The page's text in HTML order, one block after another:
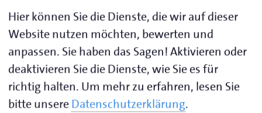
E-Mailajuerss1@hwk-luebeck.de
Visitenkarte speichern (.vcf)
Hier können Sie die Dienste, die wir auf dieser
Website nutzen möchten, bewerten und
anpassen. Sie haben das Sagen! Aktivieren oder
deaktivieren Sie die Dienste, wie Sie es für
richtig halten. Um mehr zu erfahren, lesen Sie
bitte unsereDatenschutzerklärung.